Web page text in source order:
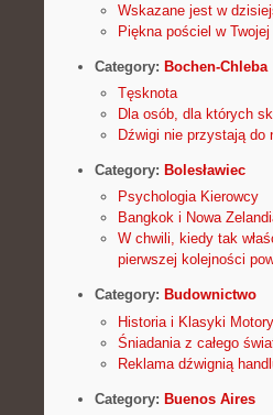
Wskazane jest w
Piękna pościel w
Category: Bochen-Chleba
Tęsknota
Dla osób, dla których
Dźwigi nie przystają do
Category: Bolesławiec
Psychologia Kierowcy
Bangkok i Nowa
W chwili, kiedy tak
pierwszej kolejności
Category: Budownictwo
Historia i Klasyki
Śniadania z całego
Reklama dźwignią
Category: Buenos Aires